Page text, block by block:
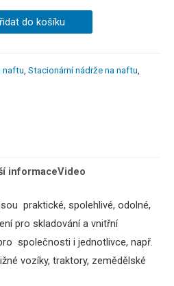
do košíku
naftu, Stacionární nádrže na naftu,
informaceVideo
praktické, spolehlivé, odolné,
pro skladování a vnitřní
společnosti i jednotlivce, např.
vozíky, traktory, zemědělské